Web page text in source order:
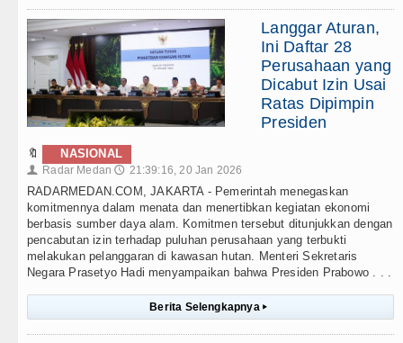
Langgar Aturan,
Ini Daftar 28
Perusahaan yang
Dicabut Izin Usai
Ratas Dipimpin
Presiden
🔖 NASIONAL
👤 Radar Medan 🕔 21:39:16, 20 Jan 2026
RADARMEDAN.COM, JAKARTA - Pemerintah menegaskan
komitmennya dalam menata dan menertibkan kegiatan ekonomi
berbasis sumber daya alam. Komitmen tersebut ditunjukkan dengan
pencabutan izin terhadap puluhan perusahaan yang terbukti
melakukan pelanggaran di kawasan hutan. Menteri Sekretaris
Negara Prasetyo Hadi menyampaikan bahwa Presiden Prabowo . . .
Berita Selengkapnya ▸